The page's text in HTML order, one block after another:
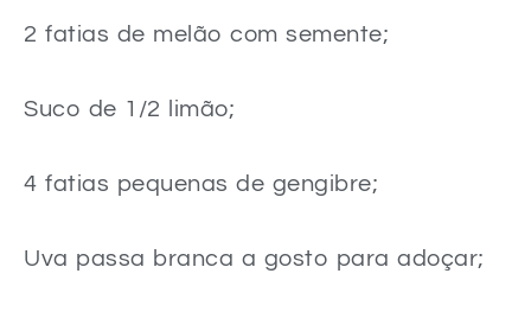
2 fatias de melão com semente;
Suco de 1/2 limão;
4 fatias pequenas de gengibre;
Uva passa branca a gosto para adoçar;